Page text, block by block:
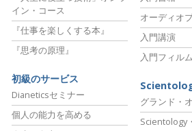
イン・コース
『仕事を楽しくする本』
『思考の原理』
初級のサービス
Dianeticsセミナー
個人の能力を高める
オーディオ
入門講演
入門フィルム
グランド・
Scientology